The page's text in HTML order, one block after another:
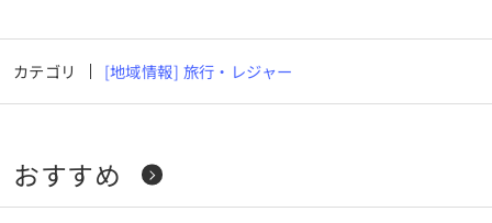
カテゴリ [地域情報] 旅行・レジャー
おすすめ